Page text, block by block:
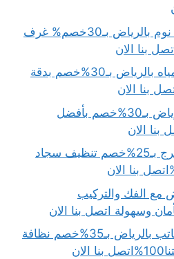
شركة فك وتركيب غرف نوم بالرياض بـ30خصم% غرف
شركة كشف تسربات المياه بالرياض بـ30%خصم بدقة
شراء اثاث مستعمل بالرياض بـ30%خصم بأفضل
شركة تنظيف سجاد بالخرج بـ25%خصم تنظيف سجاد
مع الفك والتركيب
شركة تنظيف وتعقيم مكاتب بالرياض بـ35%خصم نظافة